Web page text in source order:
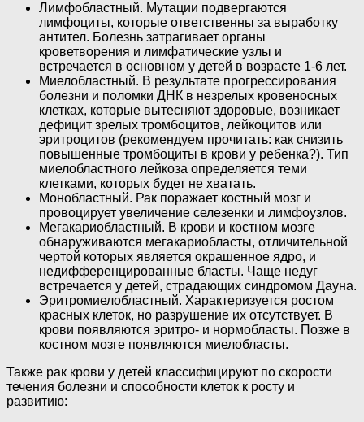
Лимфобластный. Мутации подвергаются
лимфоциты, которые ответственны за выработку
антител. Болезнь затрагивает органы
кроветворения и лимфатические узлы и
встречается в основном у детей в возрасте 1-6 лет.
Миелобластный. В результате прогрессирования
болезни и поломки ДНК в незрелых кровеносных
клетках, которые вытесняют здоровые, возникает
дефицит зрелых тромбоцитов, лейкоцитов или
эритроцитов (рекомендуем прочитать: как снизить
повышенные тромбоциты в крови у ребенка?). Тип
миелобластного лейкоза определяется теми
клетками, которых будет не хватать.
Монобластный. Рак поражает костный мозг и
провоцирует увеличение селезенки и лимфоузлов.
Мегакариобластный. В крови и костном мозге
обнаруживаются мегакариобласты, отличительной
чертой которых является окрашенное ядро, и
недифференцированные бласты. Чаще недуг
встречается у детей, страдающих синдромом Дауна.
Эритромиелобластный. Характеризуется ростом
красных клеток, но разрушение их отсутствует. В
крови появляются эритро- и нормобласты. Позже в
костном мозге появляются миелобласты.
Также рак крови у детей классифицируют по скорости
течения болезни и способности клеток к росту и
развитию: